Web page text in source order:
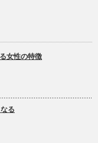
女性の特徴
る